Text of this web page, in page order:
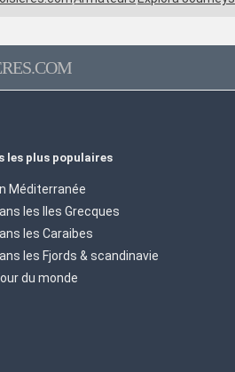
les plus populaires
Méditerranée
les Iles Grecques
les Caraibes
les Fjords & scandinavie
du monde